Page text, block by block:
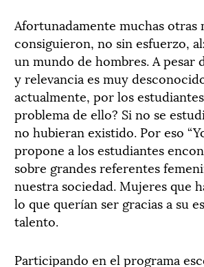
Afortunadamente muchas otras
consiguieron, no sin esfuerzo,
un mundo de hombres. A pesar
y relevancia es muy
actualmente, por los
problema de ello? Si no se
no hubieran existido. Por eso
propone a los estudiantes
sobre grandes referentes
nuestra sociedad. Mujeres que
lo que querían ser gracias a su
talento.
Participando en el programa